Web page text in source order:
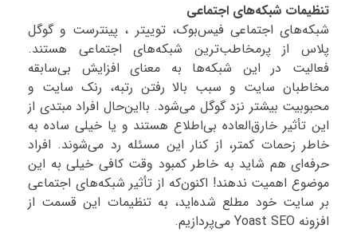
تنظیمات شبکه‌های اجتماعی
شبکه‌های اجتماعی فیس‌بوک، توییتر ، پینترست و گوگل
پلاس از پرمخاطب‌ترین شبکه‌های اجتماعی هستند.
فعالیت در این شبکه‌ها به معنای افزایش بی‌سابقه
مخاطبان سایت و سبب بالا رفتن رتبه، رنک سایت و
محبوبیت بیشتر نزد گوگل می‌شود. بااین‌حال افراد مبتدی از
این تأثیر خارق‌العاده بی‌اطلاع هستند و یا خیلی ساده به
خاطر زحمات کمتر، از کنار این مسئله رد می‌شوند. افراد
حرفه‌ای هم شاید به خاطر کمبود وقت کافی خیلی به این
موضوع اهمیت ندهند! اکنون‌که از تأثیر شبکه‌های اجتماعی
بر سایت خود مطلع شده‌اید، به تنظیمات این قسمت از
افزونه Yoast SEO می‌پردازیم.